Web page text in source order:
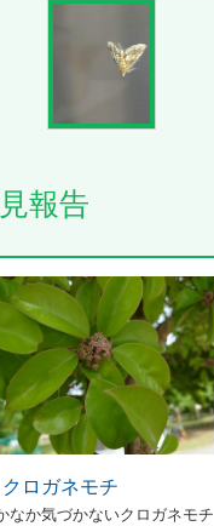
報告
クロガネモチ
なか気づかないクロガネモチ